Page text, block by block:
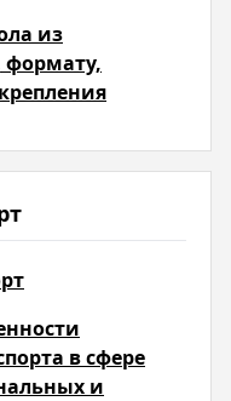
из
формату,
в сфере
и